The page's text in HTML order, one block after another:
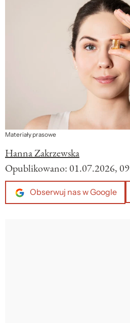
Materiały prasowe
Hanna Zakrzewska
Opublikowano: 01.07.2026,
Obserwuj nas w Google